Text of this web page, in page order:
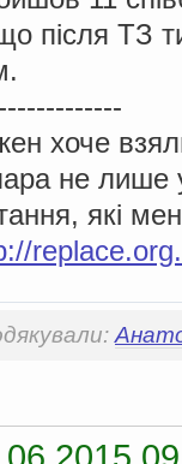
після ТЗ
хоче
не лише
які